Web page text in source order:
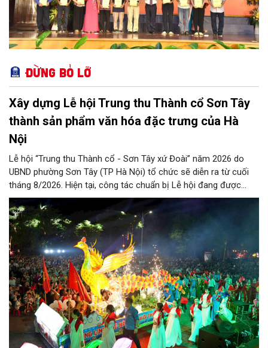
Đừng bỏ lỡ
Xây dựng Lễ hội Trung thu Thành cổ Sơn Tây
thành sản phẩm văn hóa đặc trưng của Hà
Nội
Lễ hội “Trung thu Thành cổ - Sơn Tây xứ Đoài” năm 2026 do
UBND phường Sơn Tây (TP Hà Nội) tổ chức sẽ diễn ra từ cuối
tháng 8/2026. Hiện tại, công tác chuẩn bị Lễ hội đang được
chính quyền phường Sơn Tây cùng các phòng, ban, ngành, đơn
vị và 25 tổ dân phố khẩn trương triển khai, tạo khí thế sôi nổi,
sẵn sàng mang đến cho Nhân dân và du khách một mùa Trung
thu quy mô, đặc sắc và giàu bản sắc văn hóa xứ Đoài.